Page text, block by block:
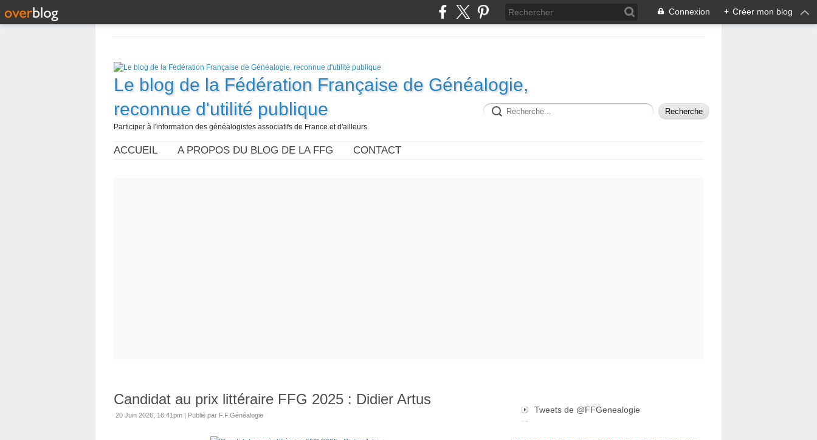
Connexion + Créer mon blog
Le blog de la Fédération Française de Généalogie,
reconnue d'utilité publique
Participer à l'information des généalogistes associatifs de France et d'ailleurs.
ACCUEIL A PROPOS DU BLOG DE LA FFG CONTACT
Candidat au prix littéraire FFG 2025 : Didier Artus
20 Juin 2026, 16:41pm | Publié par F.F.Généalogie
Tweets de @FFGenealogie